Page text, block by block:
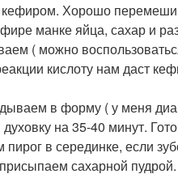
Хорошо
манке яйца, сахар и
( можно
кислоту нам даст
в форму ( у меня
духовку на 35-40 минут.
в серединке, если
сахарной